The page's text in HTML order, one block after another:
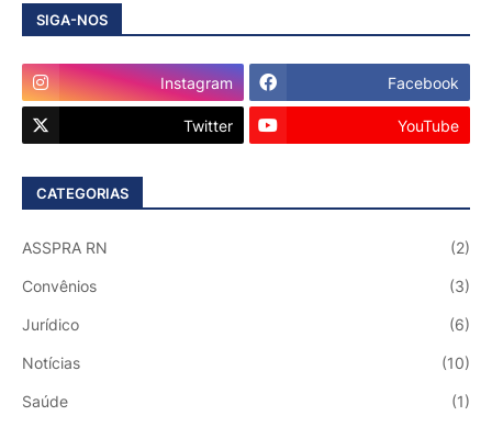
SIGA-NOS
Instagram Facebook
Twitter YouTube
CATEGORIAS
ASSPRA RN (2)
Convênios (3)
Jurídico (6)
Notícias (10)
Saúde (1)